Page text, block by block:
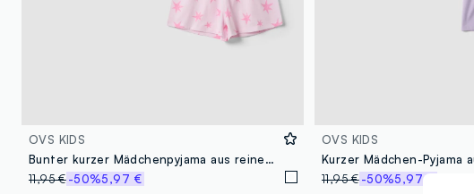
OVS KIDS
Bunter kurzer Mädchenpyjama aus reiner Bio-Baumwolle mit Prints
11,95 €-50%5,97 €
OVS KIDS
11,95 €-50%5,97 €